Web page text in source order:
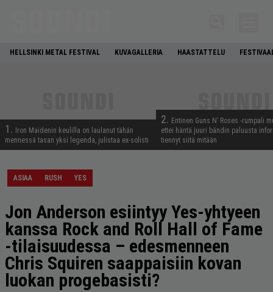
HELLSINKI METAL FESTIVAL KUVAGALLERIA HAASTATTELU
1.
Iron Maidenin keulilla on laulanut tähän
mennessä tasan yksi legenda, julistaa ex-solisti
2. Entinen Guns N’ Roses -rumpali
ettei häntä juuri bändin paluusta
tiennyt siitä mitään
ASIAA RUSH YES
Jon Anderson esiintyy Yes-yhtyeen
kanssa Rock and Roll Hall of Fame
-tilaisuudessa – edesmenneen
Chris Squiren saappaisiin kovan
luokan progebasisti?